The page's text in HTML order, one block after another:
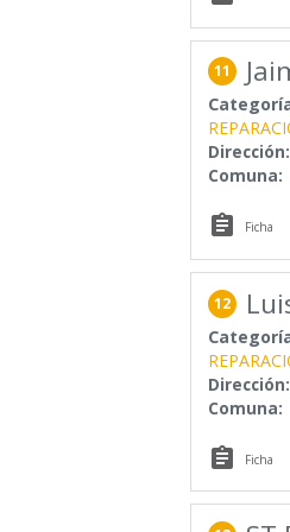
11
Dirección:
Comuna:
 Ficha
12
Dirección:
Comuna:
 Ficha